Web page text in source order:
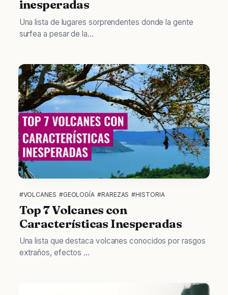
inesperadas
Una lista de lugares sorprendentes donde la gente
surfea a pesar de la...
#VOLCANES #GEOLOGÍA #RAREZAS #HISTORIA
Top 7 Volcanes con
Características Inesperadas
Una lista que destaca volcanes conocidos por rasgos
extraños, efectos ...